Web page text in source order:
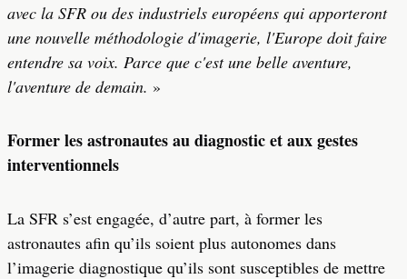
avec la SFR ou des industriels européens qui apporteront
une nouvelle méthodologie d'imagerie, l'Europe doit faire
entendre sa voix. Parce que c'est une belle aventure,
l'aventure de demain. »
Former les astronautes au diagnostic et aux gestes
interventionnels
La SFR s’est engagée, d’autre part, à former les
astronautes afin qu’ils soient plus autonomes dans
l’imagerie diagnostique qu’ils sont susceptibles de mettre